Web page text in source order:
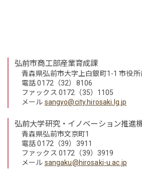
弘前市商工部産業育成課
青森県弘前市大字上白銀町1-1 市役
電話 0172（32）8106
ファックス 0172（35）1105
メール sangyo@city.hirosaki.lg.jp
弘前大学研究・イノベーション推進
青森県弘前市文京町1
電話 0172（39）3911
ファックス 0172（39）3919
メール sangaku@hirosaki-u.ac.jp